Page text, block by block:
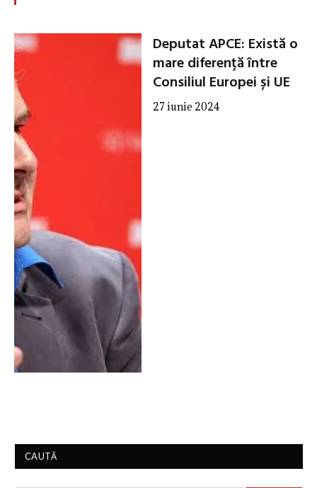
Deputat APCE: Există o
mare diferență între
Consiliul Europei și UE
27 iunie 2024
CAUTĂ